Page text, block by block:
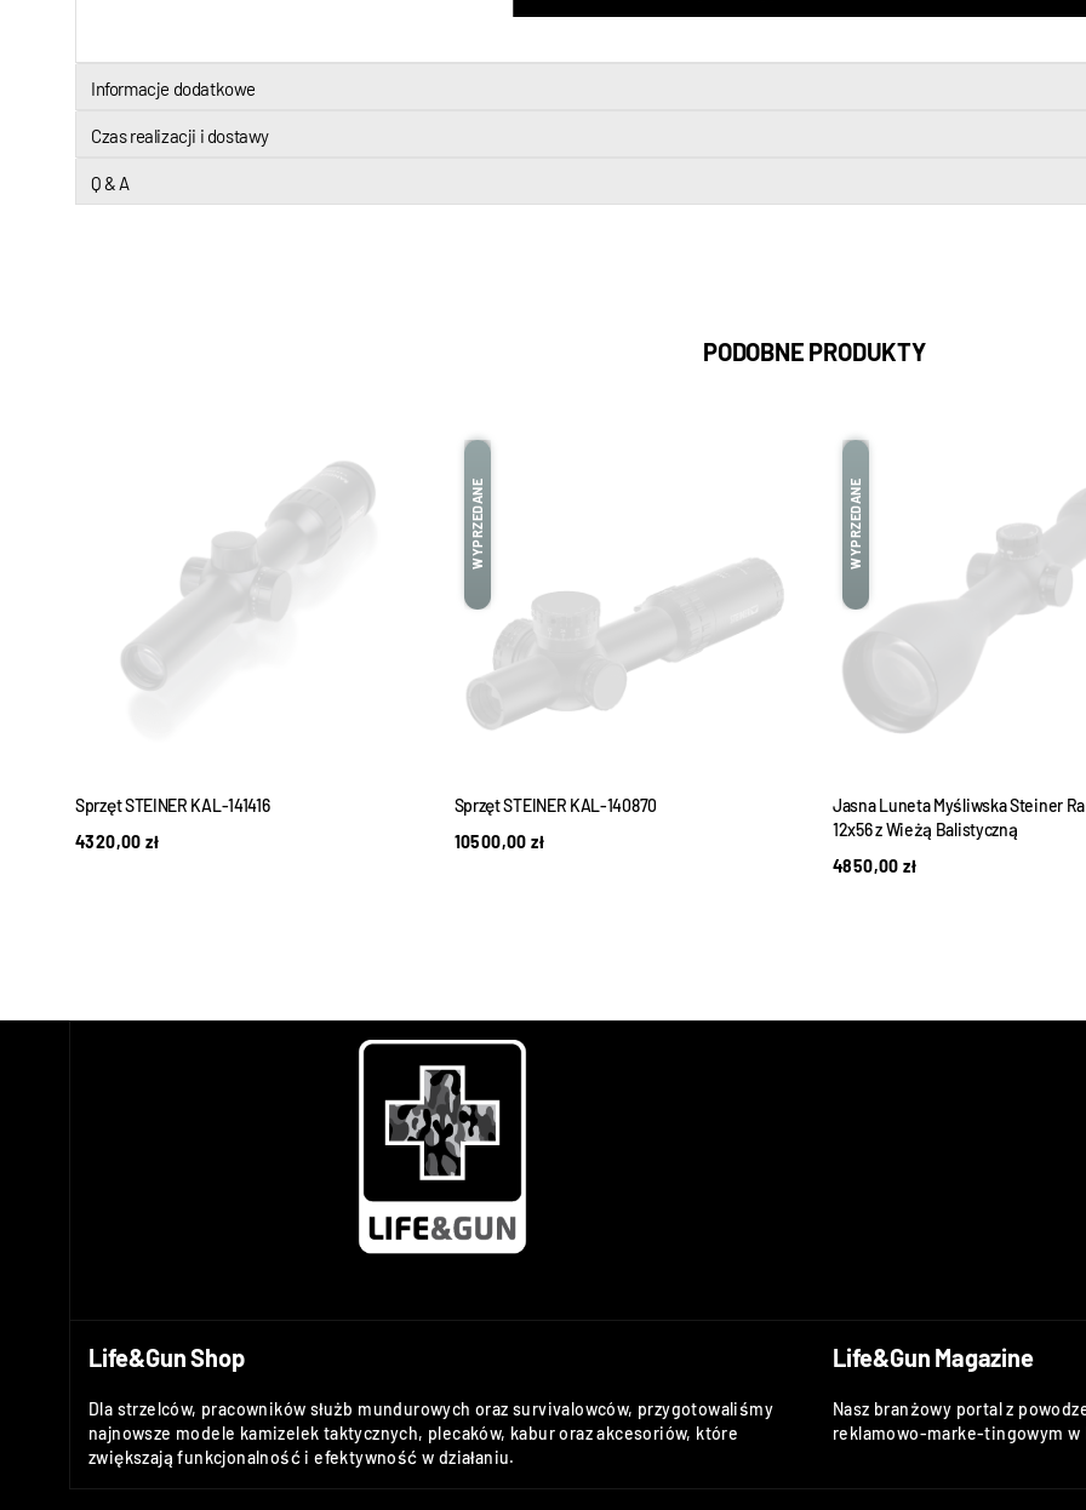
Informacje dodatkowe
Czas realizacji i dostawy
Q & A
PODOBNE PRODUKTY
Sprzęt STEINER KAL-141416
4320,00zł
WYPRZEDANE
Sprzęt STEINER KAL-140870
10500,00zł
WYPRZEDANE
Jasna Luneta Myśliwska Steiner
12x56 z Wieżą Balistyczną
4850,00zł
Life&Gun Shop
Dla strzelców, pracowników służb mundurowych oraz survivalowców, przygotowaliśmy
najnowsze modele kamizelek taktycznych, plecaków, kabur oraz akcesoriów, które
zwiększają funkcjonalność i efektywność w działaniu.
Life&Gun Magazine
Nasz branżowy portal z
reklamowo-marke-tingowym